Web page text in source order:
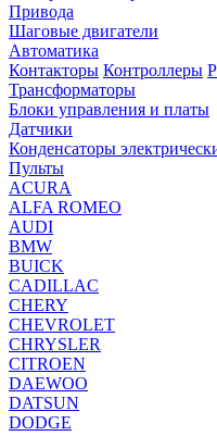
Привода
Шаговые двигатели
Автоматика
Контакторы Контроллеры
Трансформаторы
Блоки управления и платы
Датчики
Конденсаторы
Пульты
ACURA
ALFA ROMEO
AUDI
BMW
BUICK
CADILLAC
CHERY
CHEVROLET
CHRYSLER
CITROEN
DAEWOO
DATSUN
DODGE